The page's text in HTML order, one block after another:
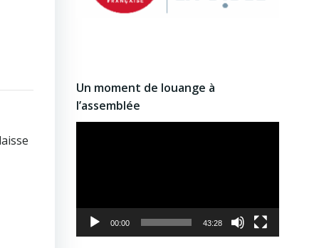
Un moment de louange à
l’assemblée
00:00 43:28